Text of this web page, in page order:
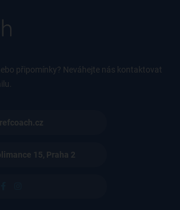
připomínky? Neváhejte nás kontaktovat
15, Praha 2